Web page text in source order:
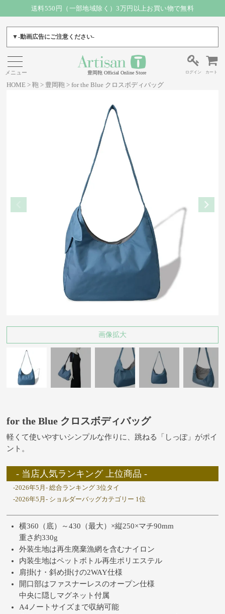
送料550円（一部地域除く）3万円以上お買い物で無料
▼-動画広告にご注意ください-
豊岡鞄 Official Online Store ログイン カート
HOME 鞄 豊岡鞄 for the Blue クロスボディバッグ
画像拡大
for the Blue クロスボディバッグ
軽くて使いやすいシンプルな作りに、跳ねる「しっぽ」がポイ
ント。
- 当店人気ランキング 上位商品 -
-2026年5月- 総合ランキング 3位タイ
-2026年5月- ショルダーバッグカテゴリー 1位
横360（底）～430（最大）×縦250×マチ90mm
重さ約330g
外装生地は再生廃棄漁網を含むナイロン
内装生地はペットボトル再生ポリエステル
肩掛け・斜め掛けの2WAY仕様
開口部はファスナーレスのオープン仕様
中央に隠しマグネット付属
A4ノートサイズまで収納可能